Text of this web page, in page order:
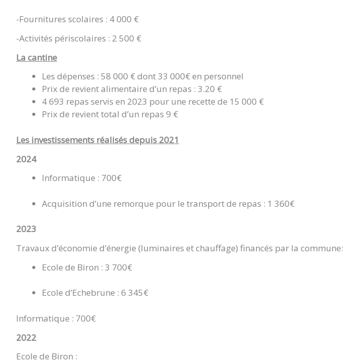
-Fournitures scolaires : 4 000 €
-Activités périscolaires : 2 500 €
La cantine
Les dépenses : 58 000 € dont 33 000€ en personnel
Prix de revient alimentaire d’un repas : 3.20 €
4 693 repas servis en 2023 pour une recette de 15 000 €
Prix de revient total d’un repas 9 €
Les investissements réalisés depuis 2021
2024
Informatique : 700€
Acquisition d’une remorque pour le transport de repas : 1 360€
2023
Travaux d’économie d’énergie (luminaires et chauffage) financés par la commune:
Ecole de Biron : 3 700€
Ecole d’Echebrune : 6 345€
Informatique : 700€
2022
Ecole de Biron :